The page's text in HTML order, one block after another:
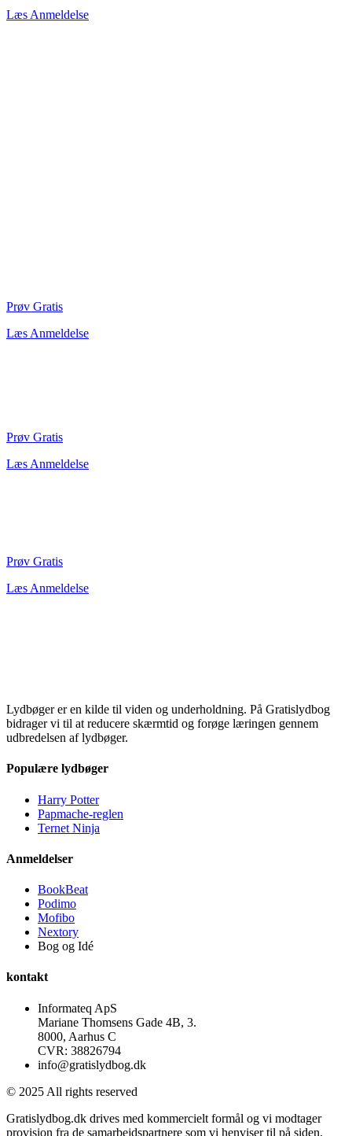
Læs Anmeldelse
Prøv Gratis
Læs Anmeldelse
Prøv Gratis
Læs Anmeldelse
Prøv Gratis
Læs Anmeldelse
Lydbøger er en kilde til viden og underholdning. På Gratislydbog
bidrager vi til at reducere skærmtid og forøge læringen gennem
udbredelsen af lydbøger.
Populære lydbøger
Harry Potter
Papmache-reglen
Ternet Ninja
Anmeldelser
BookBeat
Podimo
Mofibo
Nextory
Bog og Idé
kontakt
Informateq ApS
Mariane Thomsens Gade 4B, 3.
8000, Aarhus C
CVR: 38826794
info@gratislydbog.dk
© 2025 All rights reserved
Gratislydbog.dk drives med kommercielt formål og vi modtager
provision fra de samarbejdspartnere som vi henviser til på siden.